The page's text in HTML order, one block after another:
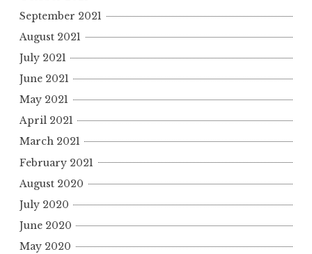
September 2021
August 2021
July 2021
June 2021
May 2021
April 2021
March 2021
February 2021
August 2020
July 2020
June 2020
May 2020